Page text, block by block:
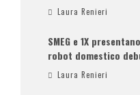
Laura Renieri
SMEG e 1X
robot domestico
Laura Renieri